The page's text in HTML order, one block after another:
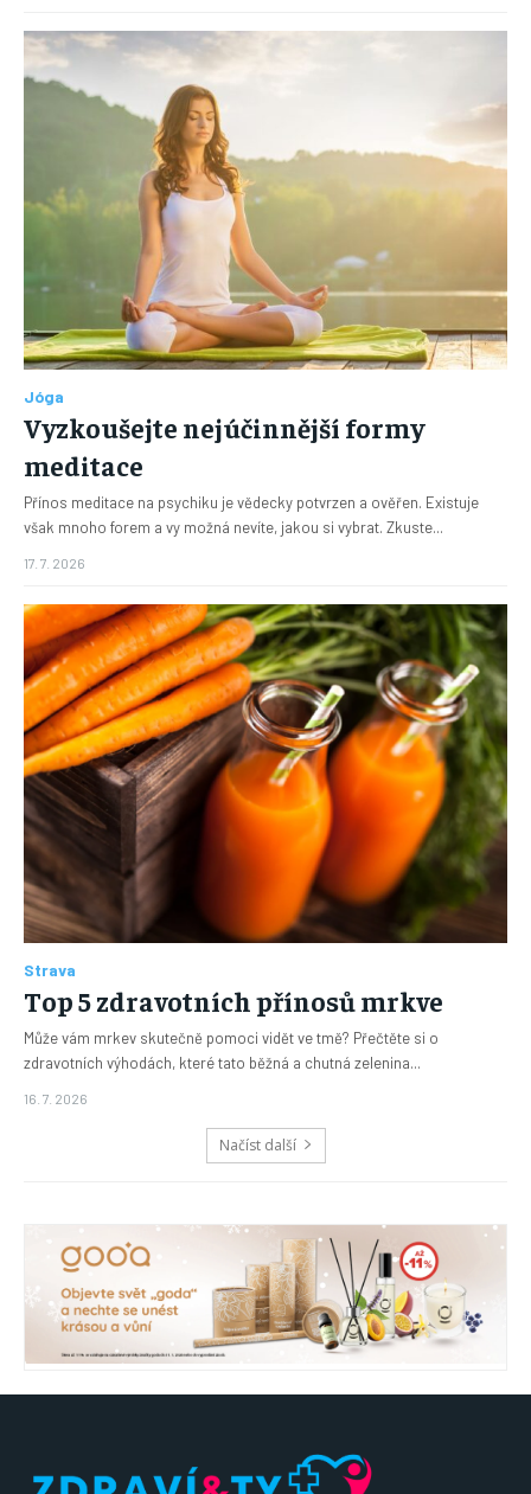
Jóga
Vyzkoušejte nejúčinnější formy
meditace
Přínos meditace na psychiku je vědecky potvrzen a ověřen. Existuje
však mnoho forem a vy možná nevíte, jakou si vybrat. Zkuste...
17. 7. 2026
Strava
Top 5 zdravotních přínosů mrkve
Může vám mrkev skutečně pomoci vidět ve tmě? Přečtěte si o
zdravotních výhodách, které tato běžná a chutná zelenina...
16. 7. 2026
Načíst další